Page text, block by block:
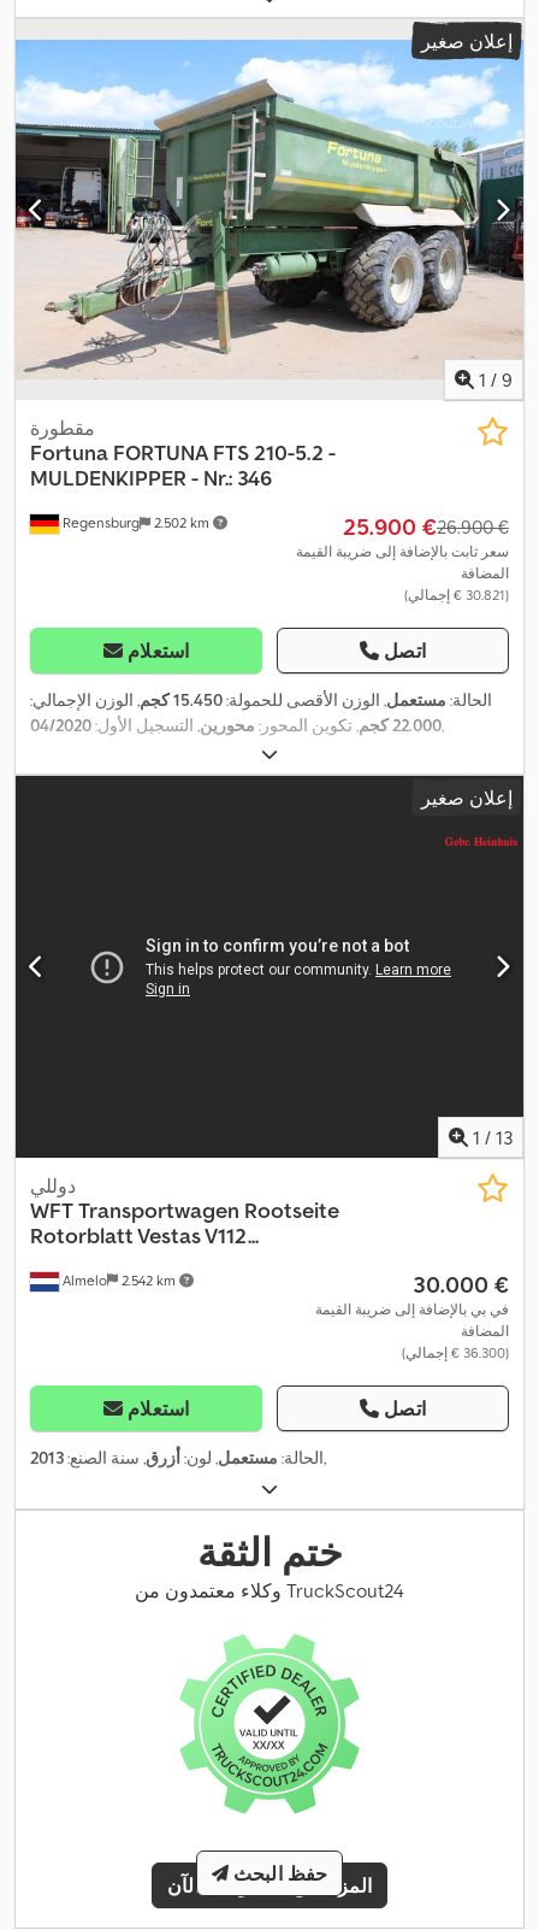
إعلان صغير
1 / 9
Regensburg 2.502 km
مقطورة
Fortuna FORTUNA FTS 210-5.2 -
MULDENKIPPER - Nr.: 346
‏25.900 € ‏26.900 €
سعر ثابت بالإضافة إلى ضريبة القيمة
المضافة
(‏30.821 € إجمالي)
استعلام اتصل
الحالة: مستعمل, الوزن الأقصى للحمولة:15.450 كجم
, الوزن الإجمالي:
22.000 كجم
, تكوين المحور: محورين, التسجيل الأول:04/2020 ,
إعلان صغير
1 / 13
Almelo 2.542 km
دوللي
WFTTransportwagen Rootseite
Rotorblatt Vestas V112...
‏30.000 €
في بي بالإضافة إلى ضريبة القيمة
المضافة
(‏36.300 € إجمالي)
استعلام اتصل
الحالة: مستعمل, لون:أزرق, سنة الصنع:2013 ,
ختم الثقة
وكلاء معتمدون من TruckScout24
المزيد من المعلومات الآن
حفظ البحث